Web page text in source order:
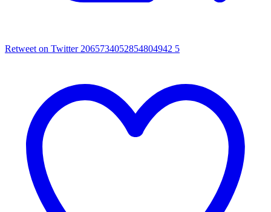
Retweet on Twitter 2065734052854804942 5